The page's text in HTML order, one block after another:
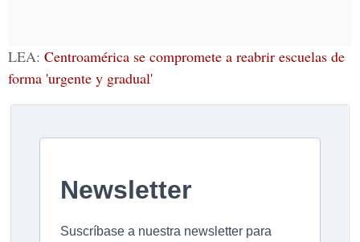
LEA: Centroamérica se compromete a reabrir escuelas de
forma 'urgente y gradual'